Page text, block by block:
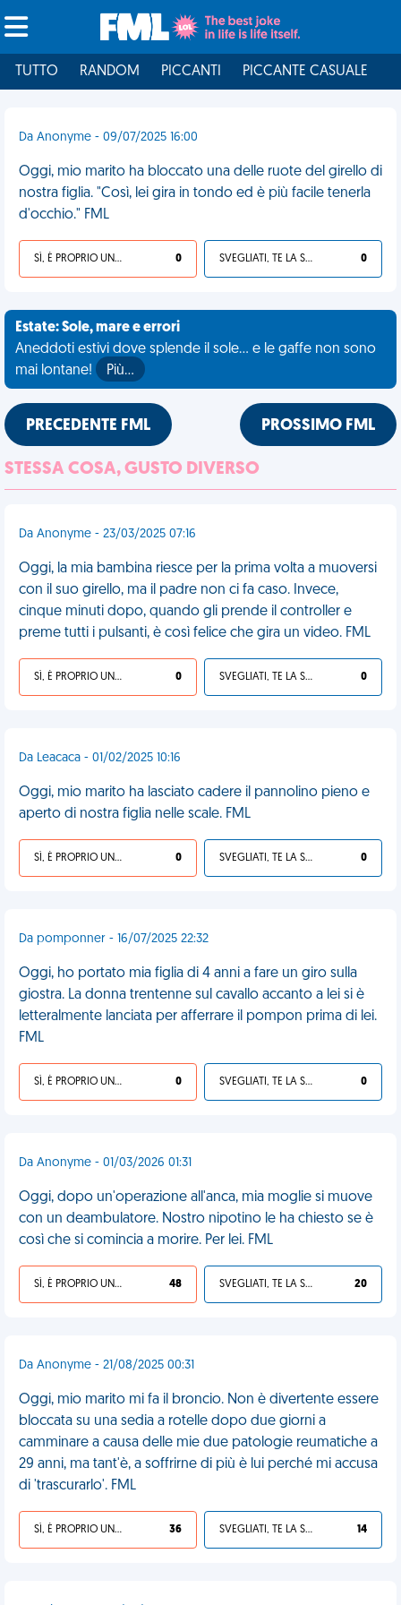
TUTTO RANDOM PICCANTI PICCANTE CASUALE
Da Anonyme - 09/07/2025 16:00
Oggi, mio marito ha bloccato una delle ruote del girello di
nostra figlia. "Così, lei gira in tondo ed è più facile tenerla
d'occhio." FML
SÌ, È PROPRIO UNA VDM! 0 SVEGLIATI, TE LA SEI CERCATA! 0
Estate: Sole, mare e errori
Aneddoti estivi dove splende il sole... e le gaffe non sono
mai lontane!
Più…
PRECEDENTE FML PROSSIMO FML
STESSA COSA, GUSTO DIVERSO
Da Anonyme - 23/03/2025 07:16
Oggi, la mia bambina riesce per la prima volta a muoversi
con il suo girello, ma il padre non ci fa caso. Invece,
cinque minuti dopo, quando gli prende il controller e
preme tutti i pulsanti, è così felice che gira un video. FML
SÌ, È PROPRIO UNA VDM! 0 SVEGLIATI, TE LA SEI CERCATA! 0
Da Leacaca - 01/02/2025 10:16
Oggi, mio marito ha lasciato cadere il pannolino pieno e
aperto di nostra figlia nelle scale. FML
SÌ, È PROPRIO UNA VDM! 0 SVEGLIATI, TE LA SEI CERCATA! 0
Da pomponner - 16/07/2025 22:32
Oggi, ho portato mia figlia di 4 anni a fare un giro sulla
giostra. La donna trentenne sul cavallo accanto a lei si è
letteralmente lanciata per afferrare il pompon prima di lei.
FML
SÌ, È PROPRIO UNA VDM! 0 SVEGLIATI, TE LA SEI CERCATA! 0
Da Anonyme - 01/03/2026 01:31
Oggi, dopo un'operazione all'anca, mia moglie si muove
con un deambulatore. Nostro nipotino le ha chiesto se è
così che si comincia a morire. Per lei. FML
SÌ, È PROPRIO UNA VDM! 48 SVEGLIATI, TE LA SEI CERCATA! 20
Da Anonyme - 21/08/2025 00:31
Oggi, mio marito mi fa il broncio. Non è divertente essere
bloccata su una sedia a rotelle dopo due giorni a
camminare a causa delle mie due patologie reumatiche a
29 anni, ma tant'è, a soffrirne di più è lui perché mi accusa
di 'trascurarlo'. FML
SÌ, È PROPRIO UNA VDM! 36 SVEGLIATI, TE LA SEI CERCATA! 14